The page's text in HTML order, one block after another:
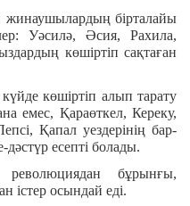
жинаушылардың бірталайы
Уәсилә, Әсия, Рахила,
көшіртіп сақтаған
көшіртіп алып тарату
емес, Қараөткел, Кереку,
Қапал уездерінің бар-
есепті болады.
бұрынғы,
істер осындай еді.